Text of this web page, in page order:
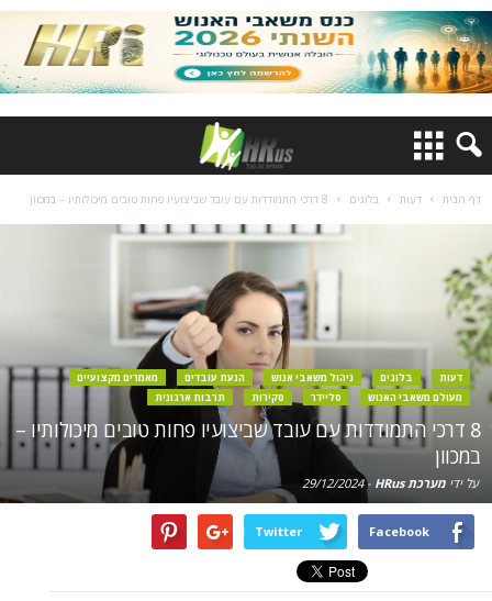
דף הבית דעות בלוגים 8 דרכי התמודדות עם עובד שביצועיו פחות טובים מיכולותיו – במכוון
דעות בלוגים ניהול משאבי אנוש הנעת עובדים
מאמרים מקצועיים
מעולם משאבי האנוש
סליידר סקירות תרבות ארגונית
8 דרכי התמודדות עם עובד שביצועיו פחות טובים מיכולותיו –
במכוון
על ידי מערכת HRus -
29/12/2024
Facebook
Twitter